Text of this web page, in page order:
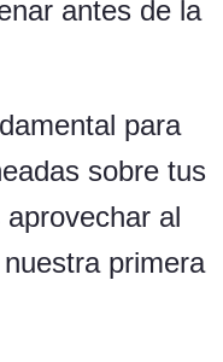
antes de la
para
sobre tus
al
primera